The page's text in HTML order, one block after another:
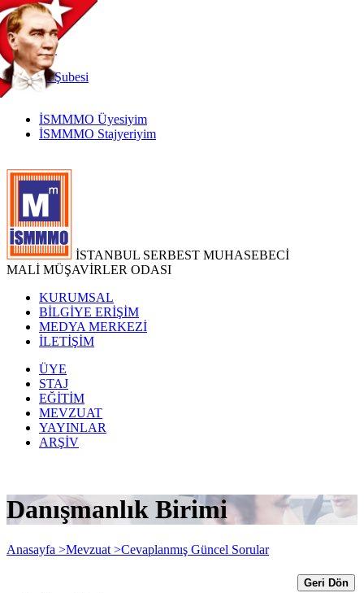
TR
|
EN
İnternetŞubesi
İSMMMO Üyesiyim
İSMMMO Stajyeriyim
İSTANBUL SERBEST MUHASEBECİ
MALİ MÜŞAVİRLER ODASI
KURUMSAL
BİLGİYE ERİŞİM
MEDYA MERKEZİ
İLETİŞİM
ÜYE
STAJ
EĞİTİM
MEVZUAT
YAYINLAR
ARŞİV
Danışmanlık Birimi
Anasayfa >Mevzuat >Cevaplanmış Güncel Sorular
Geri Dön